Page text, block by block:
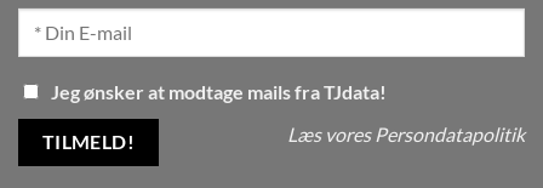
Jeg ønsker at modtage mails fra TJdata!
Læs vores Persondatapolitik